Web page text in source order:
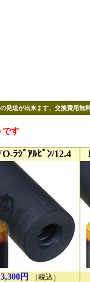
発送が出来ます、交換費用無
す
ﾗｼﾞｱﾙﾋﾟﾝ/12.4
円 （税込）